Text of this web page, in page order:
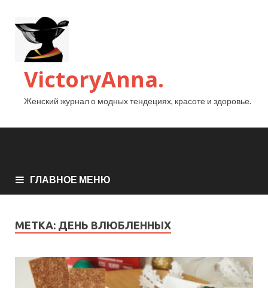
VictoryAnna.
Женский журнал о модных тендециях, красоте и здоровье.
ГЛАВНОЕ МЕНЮ
МЕТКА: ДЕНЬ ВЛЮБЛЕННЫХ